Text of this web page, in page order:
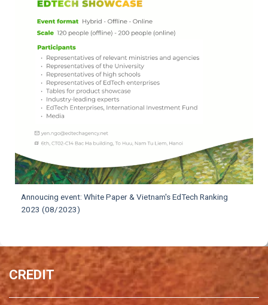
Annoucing event: White Paper & Vietnam's EdTech Ranking
2023 (08/2023)
CREDIT